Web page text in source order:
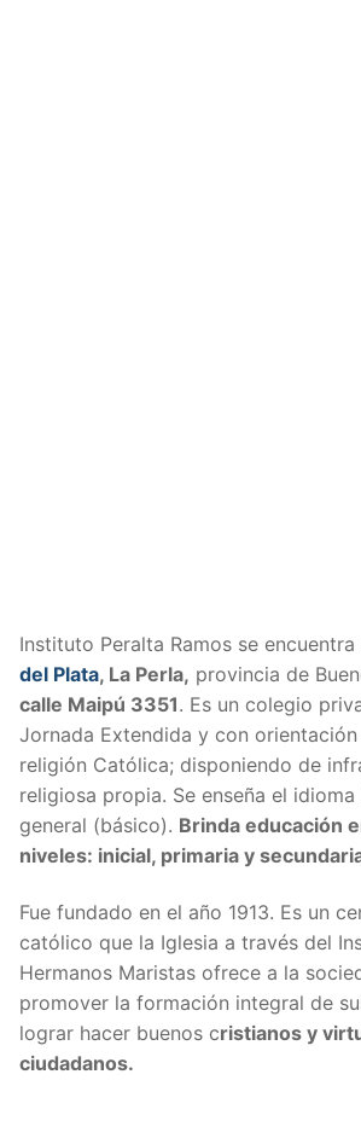
Instituto Peralta Ramos se
del Plata, La Perla, provincia de
calle Maipú 3351. Es un colegio
Jornada Extendida y con
religión Católica; disponiendo de
religiosa propia. Se enseña el idioma
general (básico). Brinda educación
niveles: inicial, primaria y
Fue fundado en el año 1913. Es un
católico que la Iglesia a través del
Hermanos Maristas ofrece a la
promover la formación integral de
lograr hacer buenos cristianos y
ciudadanos.